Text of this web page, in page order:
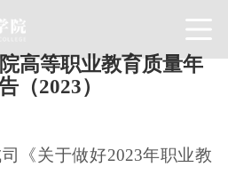
高等职业教育质量年
（2023）
《关于做好2023年职业教